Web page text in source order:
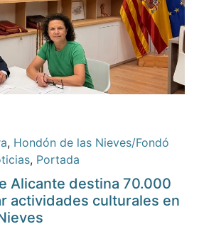
, Hondón de las Nieves/Fondó
, Portada
Alicante destina 70.000
actividades culturales en